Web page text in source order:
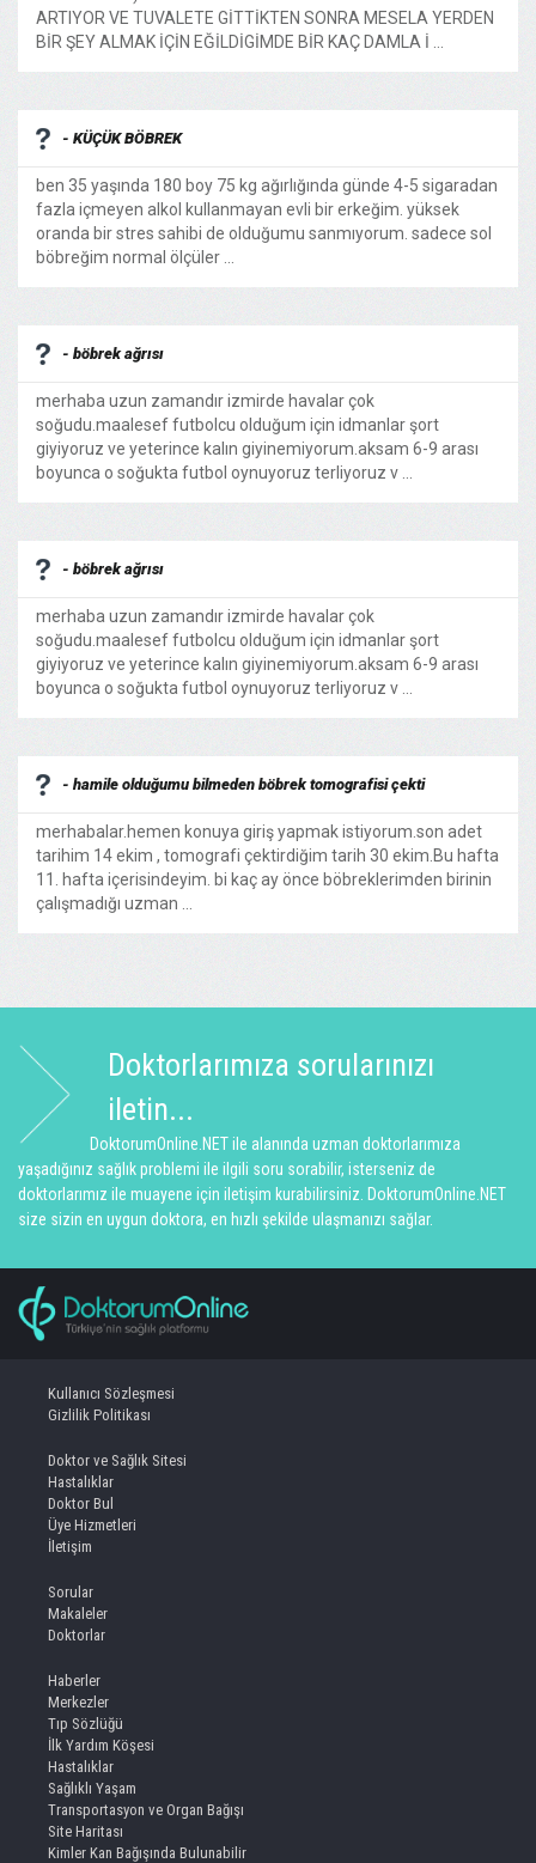
ARTIYOR VE TUVALETE GİTTİKTEN SONRA MESELA YERDEN
BİR ŞEY ALMAK İÇİN EĞİLDİGİMDE BİR KAÇ DAMLA İ ...
- KÜÇÜK BÖBREK
ben 35 yaşında 180 boy 75 kg ağırlığında günde 4-5 sigaradan
fazla içmeyen alkol kullanmayan evli bir erkeğim. yüksek
oranda bir stres sahibi de olduğumu sanmıyorum. sadece sol
böbreğim normal ölçüler ...
- böbrek ağrısı
merhaba uzun zamandır izmirde havalar çok
soğudu.maalesef futbolcu olduğum için idmanlar şort
giyiyoruz ve yeterince kalın giyinemiyorum.aksam 6-9 arası
boyunca o soğukta futbol oynuyoruz terliyoruz v ...
- böbrek ağrısı
merhaba uzun zamandır izmirde havalar çok
soğudu.maalesef futbolcu olduğum için idmanlar şort
giyiyoruz ve yeterince kalın giyinemiyorum.aksam 6-9 arası
boyunca o soğukta futbol oynuyoruz terliyoruz v ...
- hamile olduğumu bilmeden böbrek tomografisi çekti
merhabalar.hemen konuya giriş yapmak istiyorum.son adet
tarihim 14 ekim , tomografi çektirdiğim tarih 30 ekim.Bu hafta
11. hafta içerisindeyim. bi kaç ay önce böbreklerimden birinin
çalışmadığı uzman ...
Doktorlarımıza sorularınızı
iletin...
DoktorumOnline.NET ile alanında uzman doktorlarımıza
yaşadığınız sağlık problemi ile ilgili soru sorabilir, isterseniz de
doktorlarımız ile muayene için iletişim kurabilirsiniz. DoktorumOnline.NET
size sizin en uygun doktora, en hızlı şekilde ulaşmanızı sağlar.
Kullanıcı Sözleşmesi
Gizlilik Politikası
Doktor ve Sağlık Sitesi
Hastalıklar
Doktor Bul
Üye Hizmetleri
İletişim
Sorular
Makaleler
Doktorlar
Haberler
Merkezler
Tıp Sözlüğü
İlk Yardım Köşesi
Hastalıklar
Sağlıklı Yaşam
Transportasyon ve Organ Bağışı
Site Haritası
Kimler Kan Bağışında Bulunabilir